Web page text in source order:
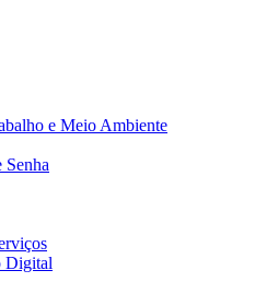
e Meio Ambiente
Senha
Digital